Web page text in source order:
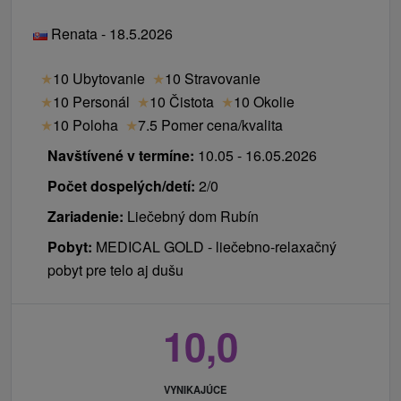
Renata - 18.5.2026
★10 Ubytovanie ★10 Stravovanie
★10 Personál ★10 Čistota ★10 Okolie
★10 Poloha ★7.5 Pomer cena/kvalita
Navštívené v termíne: 10.05 - 16.05.2026
Počet dospelých/detí: 2/0
Zariadenie: Liečebný dom Rubín
Pobyt: MEDICAL GOLD - liečebno-relaxačný
pobyt pre telo aj dušu
10,0
VYNIKAJÚCE